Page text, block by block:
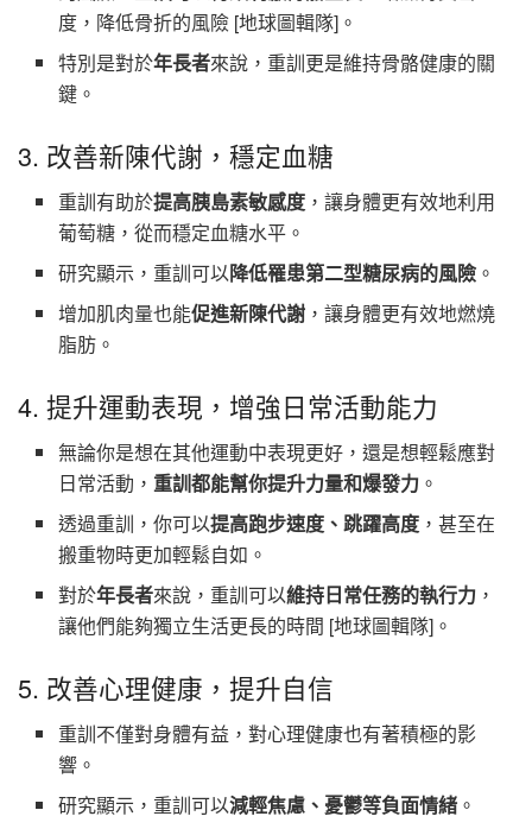
度，降低骨折的風險 [地球圖輯隊]。
特別是對於年長者來說，重訓更是維持骨骼健康的關
鍵。
3. 改善新陳代謝，穩定血糖
重訓有助於提高胰島素敏感度 ，讓身體更有效地利用
葡萄糖，從而穩定血糖水平。
研究顯示，重訓可以降低罹患第二型糖尿病的風險 。
增加肌肉量也能促進新陳代謝 ，讓身體更有效地燃燒
脂肪。
4. 提升運動表現，增強日常活動能力
無論你是想在其他運動中表現更好，還是想輕鬆應對
日常活動， 重訓都能幫你提升力量和爆發力 。
透過重訓，你可以提高跑步速度、跳躍高度 ，甚至在
搬重物時更加輕鬆自如。
對於年長者來說，重訓可以維持日常任務的執行力 ，
讓他們能夠獨立生活更長的時間 [地球圖輯隊]。
5. 改善心理健康，提升自信
重訓不僅對身體有益，對心理健康也有著積極的影
響。
研究顯示，重訓可以減輕焦慮、憂鬱等負面情緒 。